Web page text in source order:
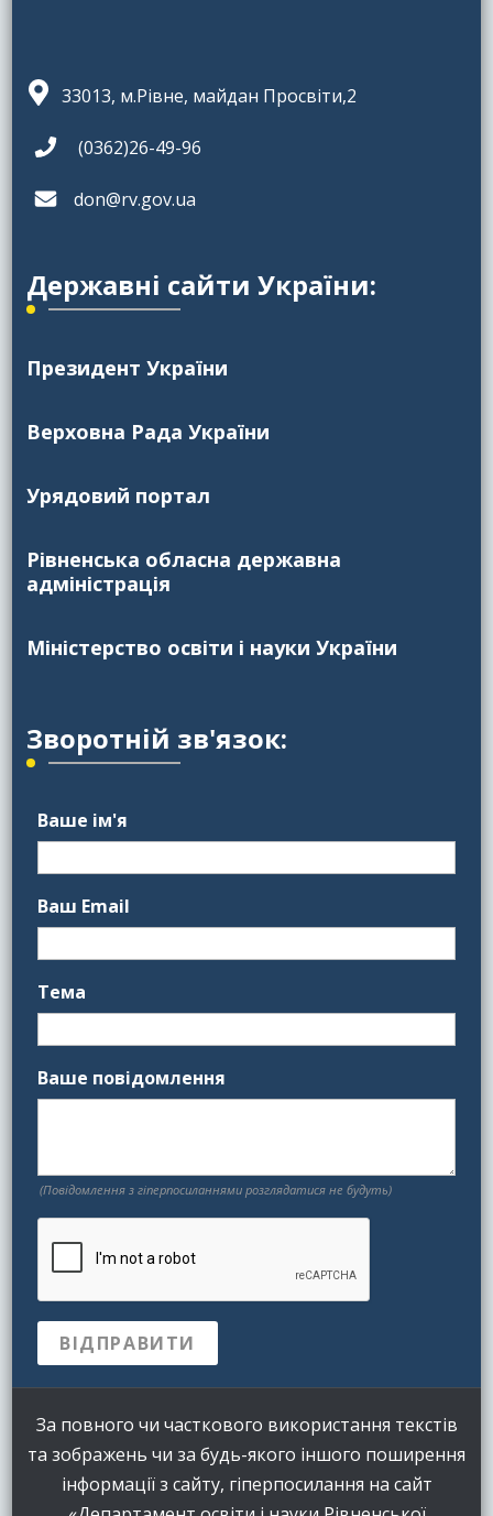
33013, м.Рівне, майдан Просвіти,2
(0362)26-49-96
don@rv.gov.ua
Державні сайти України:
Президент України
Верховна Рада України
Урядовий портал
Рівненська обласна державна
адміністрація
Міністерство освіти і науки України
Зворотній зв'язок:
Ваше ім'я
Ваш Email
Тема
Ваше повідомлення
(Повідомлення з гіперпосиланнями розглядатися не будуть)
За повного чи часткового використання текстів
та зображень чи за будь-якого іншого поширення
інформації з сайту, гіперпосилання на сайт